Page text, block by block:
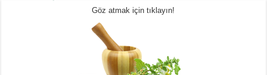
Göz atmak için tıklayın!